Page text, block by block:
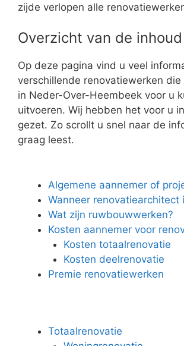
zijde verlopen alle
Overzicht van de inhoud
Op deze pagina vind u veel
verschillende renovatiewerken die
in Neder-Over-Heembeek voor u
uitvoeren. Wij hebben het voor u
gezet. Zo scrollt u snel naar de
graag leest.
Algemene aannemer of
Wanneer renovatiearchitect
Wat zijn ruwbouwwerken?
Kosten aannemer voor
Kosten totaalrenovatie
Kosten deelrenovatie
Premie renovatiewerken
Totaalrenovatie